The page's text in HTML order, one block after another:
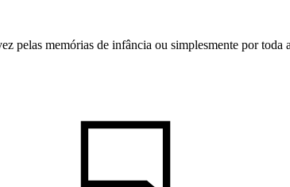
pelas memórias de infância ou simplesmente por